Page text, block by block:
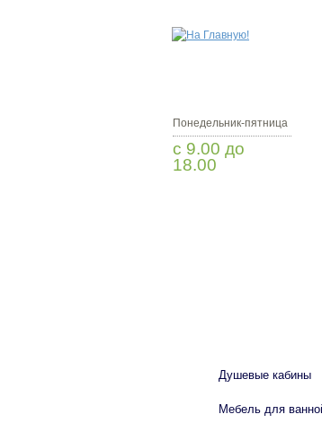
Понедельник-пятница
с 9.00 до
18.00
Душевые кабины
Мебель для